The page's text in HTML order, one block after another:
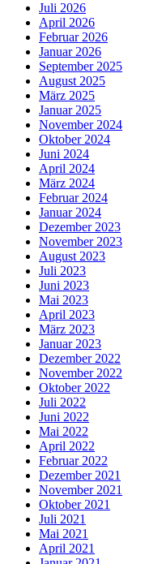
Juli 2026
April 2026
Februar 2026
Januar 2026
September 2025
August 2025
März 2025
Januar 2025
November 2024
Oktober 2024
Juni 2024
April 2024
März 2024
Februar 2024
Januar 2024
Dezember 2023
November 2023
August 2023
Juli 2023
Juni 2023
Mai 2023
April 2023
März 2023
Januar 2023
Dezember 2022
November 2022
Oktober 2022
Juli 2022
Juni 2022
Mai 2022
April 2022
Februar 2022
Dezember 2021
November 2021
Oktober 2021
Juli 2021
Mai 2021
April 2021